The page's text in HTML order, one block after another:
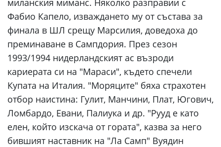
миланския миманс. Няколко разправии с
Фабио Капело, изваждането му от състава за
финала в ШЛ срещу Марсилия, доведоха до
преминаване в Сампдория. През сезон
1993/1994 нидерландският ас възроди
кариерата си на "Мараси", където спечели
Купата на Италия. "Моряците" бяха страхотен
отбор наистина: Гулит, Манчини, Плат, Югович,
Ломбардо, Евани, Палиука и др. "Рууд е като
елен, който изскача от гората", казва за него
бившият наставник на "Ла Самп" Вуядин